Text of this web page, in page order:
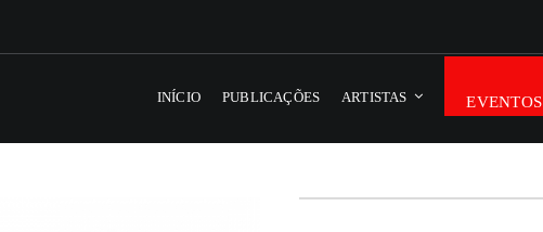
INÍCIO PUBLICAÇÕES ARTISTAS EVENTOS